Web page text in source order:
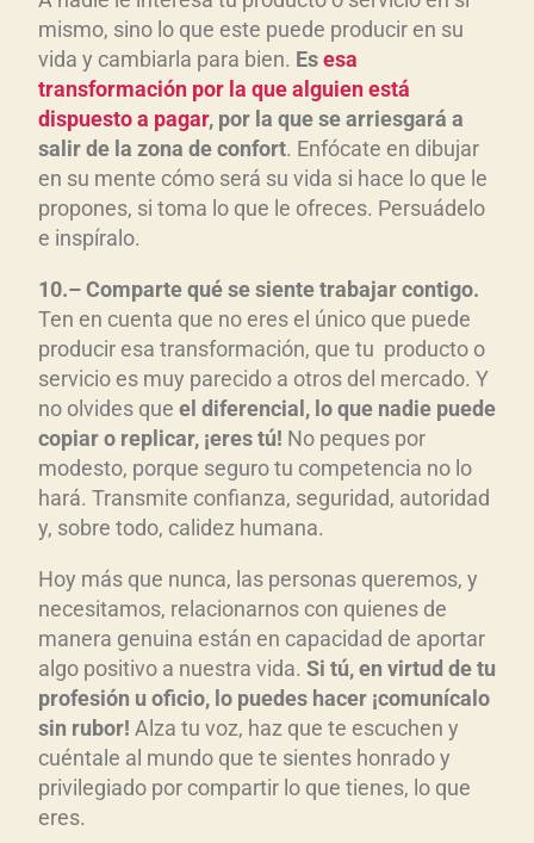
mismo, sino lo que este puede producir en su
vida y cambiarla para bien. Esesa
transformación por la que alguien está
dispuesto a pagar, por la que se arriesgará a
salir de la zona de confort. Enfócate en dibujar
en su mente cómo será su vida si hace lo que le
propones, si toma lo que le ofreces. Persuádelo
e inspíralo.
10.–Comparte quése siente trabajar contigo.
Ten en cuenta que no eres el único que puede
producir esa transformación, que tu producto o
servicio es muy parecido a otros del mercado. Y
no olvides que el diferencial, lo que nadie puede
copiar o replicar, ¡eres tú! No peques por
modesto, porque seguro tu competencia no lo
hará. Transmite confianza, seguridad, autoridad
y, sobre todo, calidez humana.
Hoy más que nunca, las personas queremos, y
necesitamos, relacionarnos con quienes de
manera genuina están en capacidad de aportar
algo positivo a nuestra vida. Si tú, en virtud de tu
profesión u oficio, lo puedes hacer ¡comunícalo
sin rubor! Alza tu voz, haz que te escuchen y
cuéntale al mundo que te sientes honrado y
privilegiado por compartir lo que tienes, lo que
eres.